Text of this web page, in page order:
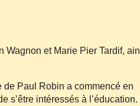
Wagnon et Marie Pier Tardif,
de Paul Robin a commencé en
s’être intéressés à l’éducation.